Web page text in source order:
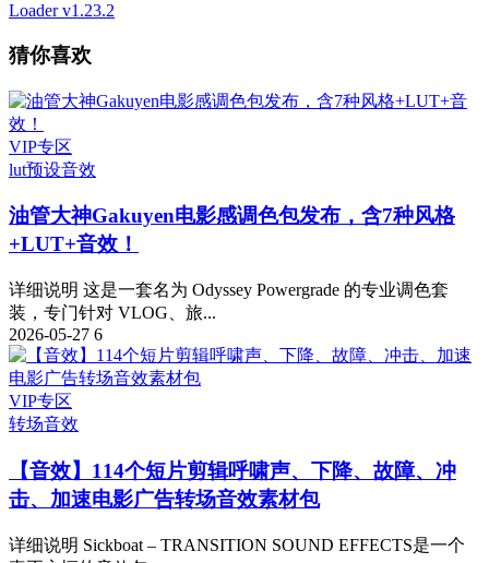
Loader v1.23.2
猜你喜欢
VIP专区
lut预设音效
油管大神Gakuyen电影感调色包发布，含7种风格
+LUT+音效！
详细说明 这是一套名为 Odyssey Powergrade 的专业调色套
装，专门针对 VLOG、旅...
2026-05-27 6
VIP专区
转场音效
【音效】114个短片剪辑呼啸声、下降、故障、冲
击、加速电影广告转场音效素材包
详细说明 Sickboat – TRANSITION SOUND EFFECTS是一个